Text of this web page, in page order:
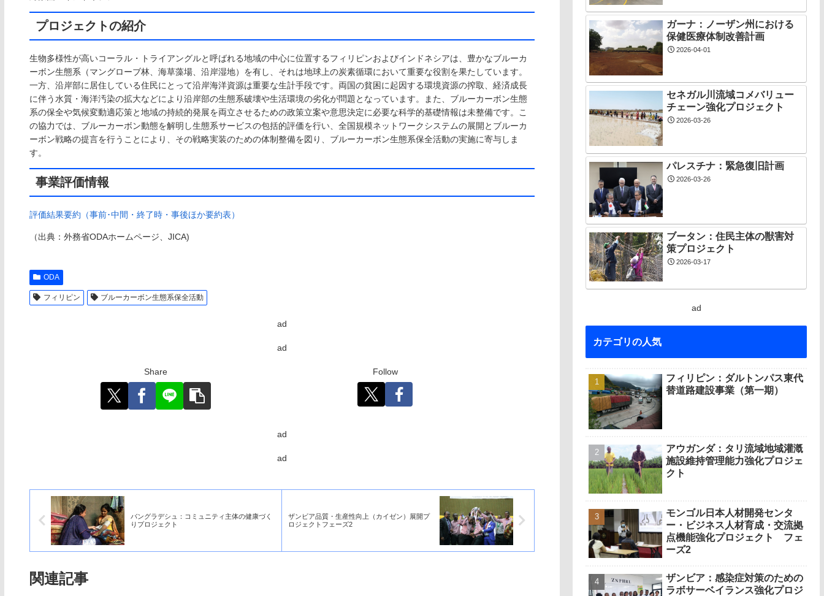
プロジェクトの紹介
生物多様性が高いコーラル・トライアングルと呼ばれる地域の中心に位置するフィリピンおよびインドネシアは、豊かなブルーカ
ーボン生態系（マングローブ林、海草藻場、沿岸湿地）を有し、それは地球上の炭素循環において重要な役割を果たしています。
一方、沿岸部に居住している住民にとって沿岸海洋資源は重要な生計手段です。両国の貧困に起因する環境資源の搾取、経済成長
に伴う水質・海洋汚染の拡大などにより沿岸部の生態系破壊や生活環境の劣化が問題となっています。また、ブルーカーボン生態
系の保全や気候変動適応策と地域の持続的発展を両立させるための政策立案や意思決定に必要な科学的基礎情報は未整備です。こ
の協力では、ブルーカーボン動態を解明し生態系サービスの包括的評価を行い、全国規模ネットワークシステムの展開とブルーカ
ーボン戦略の提言を行うことにより、その戦略実装のための体制整備を図り、ブルーカーボン生態系保全活動の実施に寄与しま
す。
事業評価情報
評価結果要約（事前･中間・終了時・事後ほか要約表）
（出典：外務省ODAホームページ、JICA)
ODA
フィリピン ブルーカーボン生態系保全活動
ad
ad
Share Follow
ad
ad
バングラデシュ：コミュニティ主体の健康づく
りプロジェクト
ザンビア品質・生産性向上（カイゼン）展開プ
ロジェクトフェーズ2
関連記事
ガーナ：ノーザン州における
保健医療体制改善計画
2026-04-01
セネガル川流域コメバリュー
チェーン強化プロジェクト
2026-03-26
パレスチナ：緊急復旧計画
2026-03-26
ブータン：住民主体の獣害対
策プロジェクト
2026-03-17
ad
カテゴリの人気
フィリピン：ダルトンパス東代
替道路建設事業（第一期）
アウガンダ：タリ流域地域灌漑
施設維持管理能力強化プロジェ
クト
モンゴル日本人材開発センタ
ー・ビジネス人材育成・交流拠
点機能強化プロジェクト フェ
ーズ2
ザンビア：感染症対策のための
ラボサーベイランス強化プロジ